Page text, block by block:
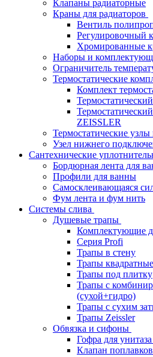
Клапаны радиаторные
Краны для радиаторов
Вентиль
Регулировочный
Хромированные
Наборы и
Ограничитель
Термостатические
Комплект
ZEISSLER
Термостатические
Узел нижнего
Сантехнические
Бордюрная лента для
Профили для ванны
Самосклеивающаяся
Фум лента и фум нить
Системы слива
Душевые трапы
Комплектующие
Серия Profi
Трапы в стену
Трапы
Трапы под плитку
Трапы с
(сухой+гидро)
Трапы с сухим
Трапы Zeissler
Обвязка и сифоны
Гофра для
Клапан